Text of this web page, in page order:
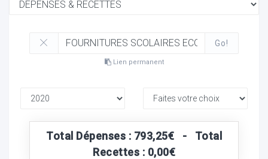
Go!
Lien permanent
Total Dépenses : 793,25€ - Total
Recettes : 0,00€